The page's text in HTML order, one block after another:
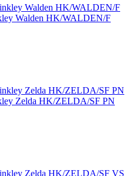
Walden HK/WALDEN/F
Zelda HK/ZELDA/SF PN